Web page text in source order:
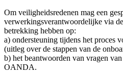
Om veiligheidsredenen mag een
verwerkingsverantwoordelijke via
betrekking hebben op:
a) ondersteuning tijdens het proces
(uitleg over de stappen van de
b) het beantwoorden van vragen
OANDA.